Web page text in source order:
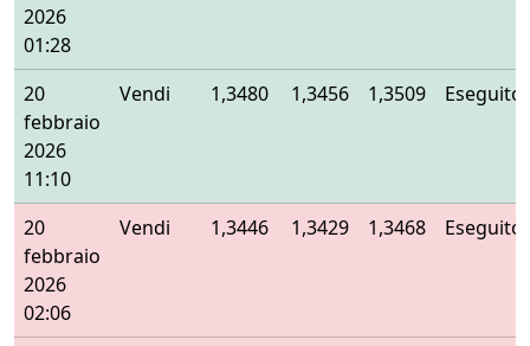
2026
01:28
20
febbraio
2026
11:10
Vendi 1,3480 1,3456 1,3509 Eseguito
20
febbraio
2026
02:06
Vendi 1,3446 1,3429 1,3468 Eseguito